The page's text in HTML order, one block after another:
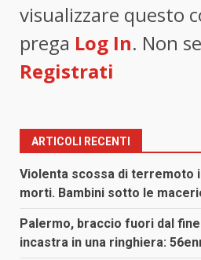
visualizzare questo
prega Log In. Non
Registrati
ARTICOLI RECENTI
Violenta scossa di terremoto
morti. Bambini sotto le
Palermo, braccio fuori dal
incastra in una ringhiera: